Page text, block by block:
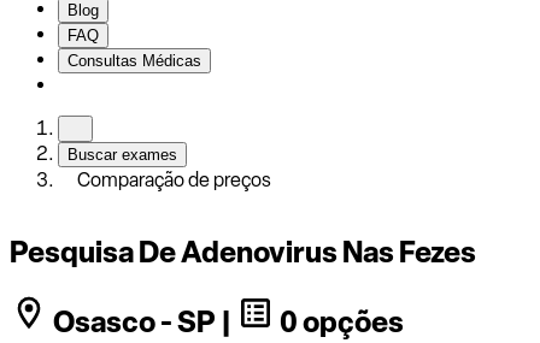
Blog
FAQ
Consultas Médicas
Buscar exames
Comparação de preços
Pesquisa De Adenovirus Nas Fezes
Osasco - SP |
0 opções